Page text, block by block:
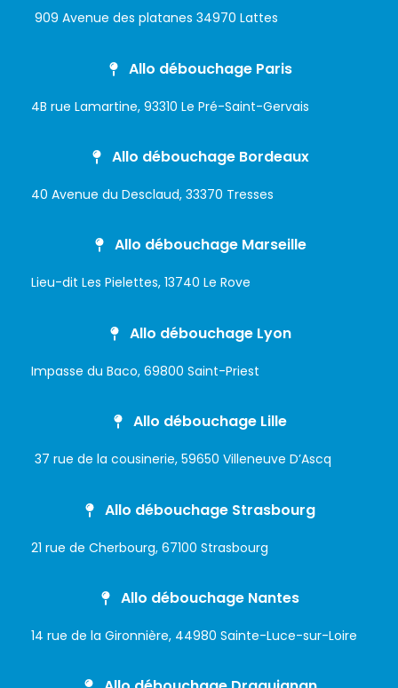
909 Avenue des platanes 34970 Lattes
Allo débouchage Paris
4B rue Lamartine, 93310 Le Pré-Saint-Gervais
Allo débouchage Bordeaux
40 Avenue du Desclaud, 33370 Tresses
Allo débouchage Marseille
Lieu-dit Les Pielettes, 13740 Le Rove
Allo débouchage Lyon
Impasse du Baco, 69800 Saint-Priest
Allo débouchage Lille
37 rue de la cousinerie, 59650 Villeneuve D’Ascq
Allo débouchage Strasbourg
21 rue de Cherbourg, 67100 Strasbourg
Allo débouchage Nantes
14 rue de la Gironnière, 44980 Sainte-Luce-sur-Loire